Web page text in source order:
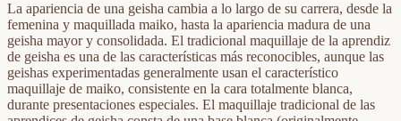
La apariencia de una geisha cambia a lo largo de su carrera, desde la
femenina y maquillada maiko, hasta la apariencia madura de una
geisha mayor y consolidada. El tradicional maquillaje de la aprendiz
de geisha es una de las características más reconocibles, aunque las
geishas experimentadas generalmente usan el característico
maquillaje de maiko, consistente en la cara totalmente blanca,
durante presentaciones especiales. El maquillaje tradicional de las